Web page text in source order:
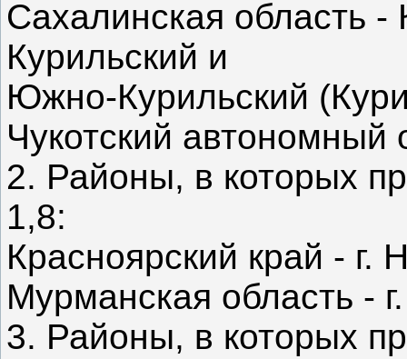
Сахалинская область
Курильский и
Южно-Курильский
Чукотский автономный
2. Районы, в которых
1,8:
Красноярский край - г.
Мурманская область -
3. Районы, в которых